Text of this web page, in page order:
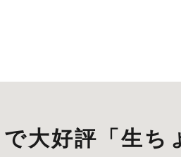
大好評「生ち